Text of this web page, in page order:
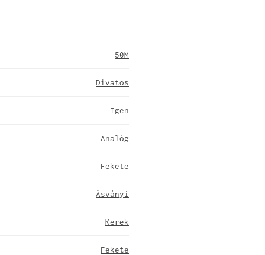
50M
Divatos
Igen
Analóg
Fekete
Ásványi
Kerek
Fekete